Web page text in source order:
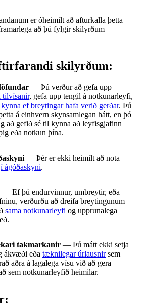
er óheimilt að afturkalla þetta
að þú fylgir skilyrðum
skilyrðum:
— Þú verður að gefa upp
tilvísanir, gefa upp tengil á notkunarleyfi,
ef breytingar hafa verið gerðar. Þú
á einhvern skynsamlegan hátt, en þó
að gefið sé til kynna að leyfisgjafinn
eða notkun þína.
— Þér er ekki heimilt að nota
í ágóðaskyni.
— Ef þú endurvinnur, umbreytir, eða
verðurðu að dreifa breytingunum
sama notkunarleyfi og upprunalega
takmarkanir — Þú mátt ekki setja
ákvæði eða tæknilegar úrlausnirsem
aðra á lagalega vísu við að gera
sem notkunarleyfið heimilar.